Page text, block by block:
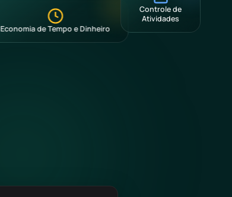
Economia de Tempo e Dinheiro
Controle de
Atividades